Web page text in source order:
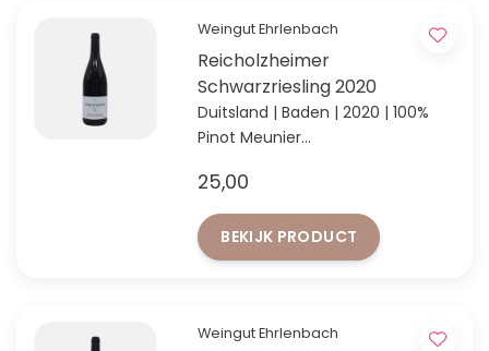
Weingut Ehrlenbach
Reicholzheimer
Schwarzriesling 2020
Duitsland | Baden | 2020 | 100%
Pinot Meunier
volgens VINUM 2024
25,00
BEKIJK PRODUCT
Weingut Ehrlenbach